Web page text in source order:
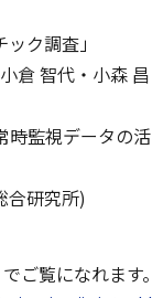
ク調査」
倉 智代・小森 昌
時監視データの活
合研究所)
ご覧になれます。